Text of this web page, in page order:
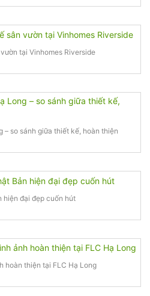
tại Vinhomes Riverside
– so sánh giữa thiết kế, hoàn thiện
hiện đại đẹp cuốn hút
hoàn thiện tại FLC Hạ Long